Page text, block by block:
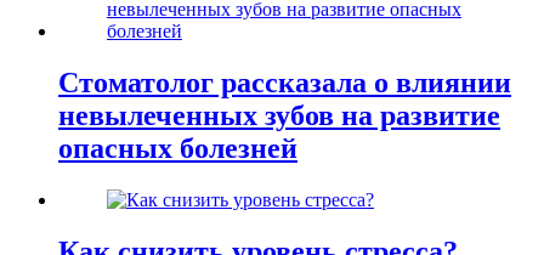
Стоматолог рассказала о влиянии
невылеченных зубов на развитие
опасных болезней